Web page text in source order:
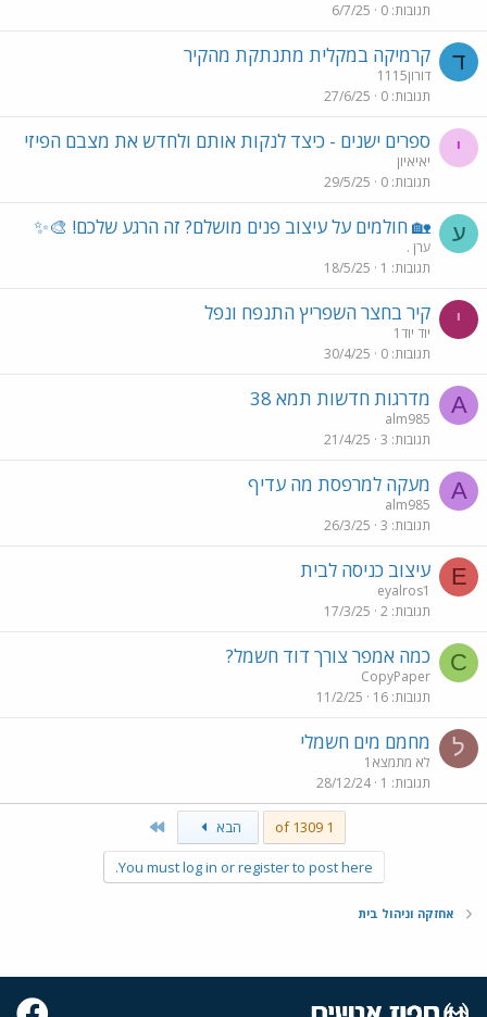
תגובות 0
6/7/25
ד קרמיקה במקלית מתנתקת מהקיר
דורון1115
תגובות 0
27/6/25
י ספרים ישנים - כיצד לנקות אותם ולחדש את מצבם הפיזי
יאיאיון
תגובות 0
29/5/25
ע 🏡 חולמים על עיצוב פנים מושלם? זה הרגע שלכם! 🎨✨
ערן .
תגובות 1
18/5/25
י קיר בחצר השפריץ התנפח ונפל
יוד יוד1
תגובות 0
30/4/25
A מדרגות חדשות תמא 38
alm985
תגובות 3
21/4/25
A מעקה למרפסת מה עדיף
alm985
תגובות 3
26/3/25
E עיצוב כניסה לבית
eyalros1
תגובות 2
17/3/25
C כמה אמפר צורך דוד חשמל?
CopyPaper
תגובות 16
11/2/25
ל מחמם מים חשמלי
לא מתמצא1
תגובות 1
28/12/24
1 of 1309 הבא
You must log in or register to post here.
אחזקה וניהול בית